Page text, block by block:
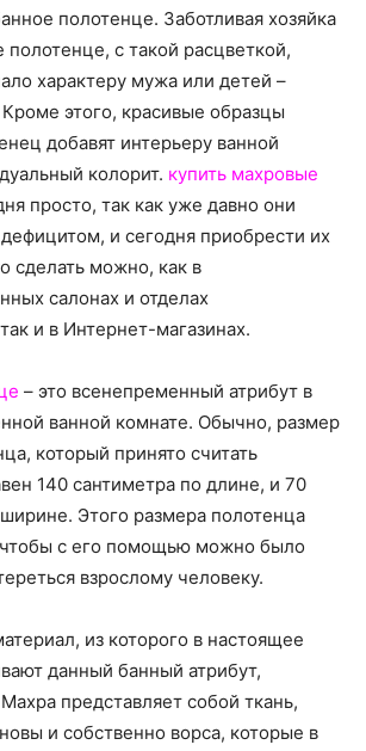
полотенце. Заботливая хозяйка
полотенце, с такой расцветкой,
характеру мужа или детей –
этого, красивые образцы
добавят интерьеру ванной
колорит. купить махровые
просто, так как уже давно они
и сегодня приобрести их
сделать можно, как в
салонах и отделах
и в Интернет-магазинах.
– это всенепременный атрибут в
ванной комнате. Обычно, размер
который принято считать
140 сантиметра по длине, и 70
Этого размера полотенца
чтобы с его помощью можно было
взрослому человеку.
из которого в настоящее
данный банный атрибут,
представляет собой ткань,
и собственно ворса, которые в